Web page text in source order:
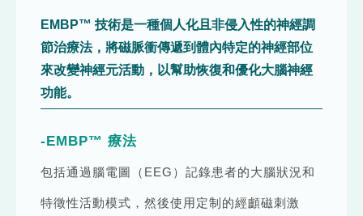
EMBP™ 技術是一種個人化且非侵入性的神經調
節治療法，將磁脈衝傳遞到體內特定的神經部位
來改變神經元活動，以幫助恢復和優化大腦神經
功能。
-EMBP™ 療法
包括通過腦電圖（EEG）記錄患者的大腦狀況和
特徵性活動模式，然後使用定制的經顱磁刺激